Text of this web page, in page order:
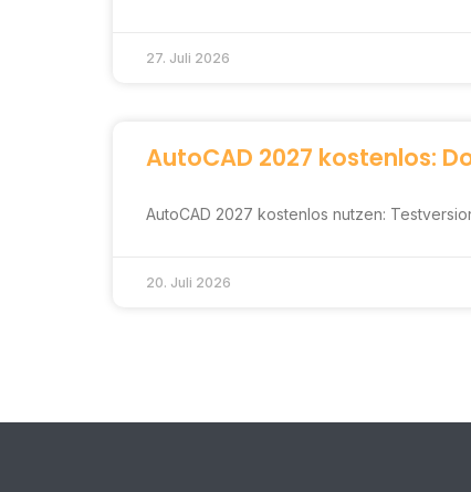
27. Juli 2026
AutoCAD 2027 kostenlos:
AutoCAD 2027 kostenlos nutzen:
20. Juli 2026